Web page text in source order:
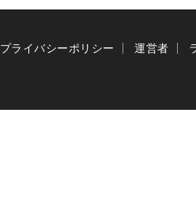
プライバシーポリシー 運営者